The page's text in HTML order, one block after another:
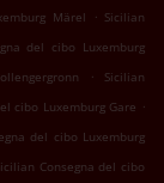
Märel . Sicilian
del cibo Luxemburg
.
Sicilian
cibo Luxemburg Gare .
del cibo Luxemburg
Consegna del cibo